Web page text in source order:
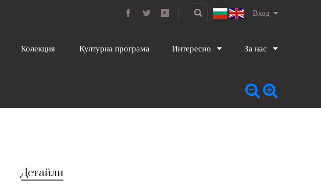
Вход
Колекция Културна програма Интересно За нас
Детайли